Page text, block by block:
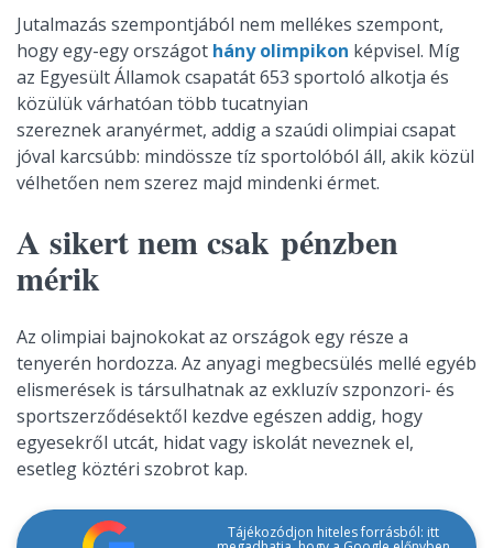
Jutalmazás szempontjából nem mellékes szempont,
hogy egy-egy országot hány olimpikon képvisel. Míg
az Egyesült Államok csapatát 653 sportoló alkotja és
közülük várhatóan több tucatnyian
szereznek aranyérmet, addig a szaúdi olimpiai csapat
jóval karcsúbb: mindössze tíz sportolóból áll, akik közül
vélhetően nem szerez majd mindenki érmet.
A sikert nem csak pénzben
mérik
Az olimpiai bajnokokat az országok egy része a
tenyerén hordozza. Az anyagi megbecsülés mellé egyéb
elismerések is társulhatnak az exkluzív szponzori- és
sportszerződésektől kezdve egészen addig, hogy
egyesekről utcát, hidat vagy iskolát neveznek el,
esetleg köztéri szobrot kap.
Tájékozódjon hiteles forrásból: itt